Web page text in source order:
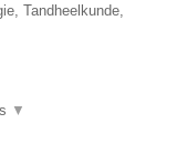
Tandheelkunde,
▼